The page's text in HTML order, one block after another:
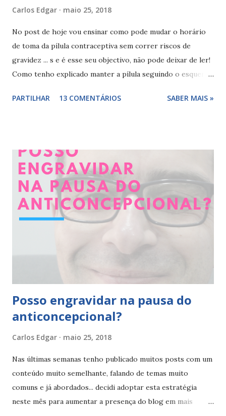
Carlos Edgar maio 25, 2018
No post de hoje vou ensinar como pode mudar o horário
de toma da pílula contraceptiva sem correr riscos de
gravidez ... s e é esse seu objectivo, não pode deixar de ler!
Como tenho explicado manter a pílula seguindo o esquema,
que está protegida, que não esquece e diminui a
não havendo horários que aumentem ou diminuem a
eficácia da pílula . Mas Carlos Edgar e se quiser mudar de
horário, tenho riscos? Como posso fazer? Alteração do
horário de toma da pílula contraceptiva As alterações do
horário de toma nem sempre interferem com a protecção
da pílula ... apenas interferem se forem alterações maiores
de 12 horas, de um dia para o outro em relação ao horário
PARTILHAR 13 COMENTÁRIOS SABER MAIS »
Posso engravidar na pausa do
anticoncepcional?
Carlos Edgar maio 25, 2018
Nas últimas semanas tenho publicado muitos posts com um
conteúdo muito semelhante, falando de temas muito
comuns e já abordados... decidi adoptar esta estratégia
neste mês para aumentar a presença do blog em mais